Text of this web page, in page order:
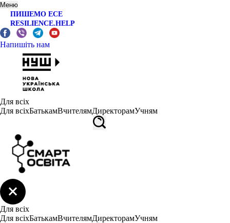
Меню
ПИШЕМО ЕСЕ
RESILIENCE.HELP
Напишіть нам
Для всіх
Для всіхБатькамВчителямДиректорамУчням
Для всіх
Для всіхБатькамВчителямДиректорамУчням